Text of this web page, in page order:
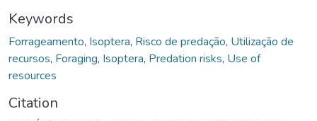
Keywords
Forrageamento, Isoptera, Risco de predação, Utilização de
recursos, Foraging, Isoptera, Predation risks, Use of
resources
Citation